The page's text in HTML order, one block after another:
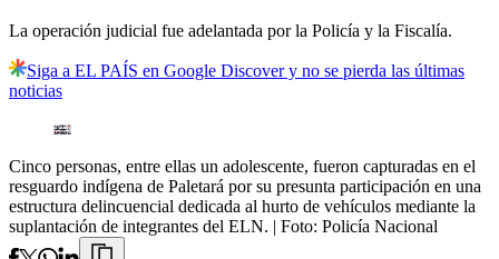
La operación judicial fue adelantada por la Policía y la Fiscalía.
Siga a EL PAÍS en Google Discover y no se pierda las últimas
noticias
Cinco personas, entre ellas un adolescente, fueron capturadas en el
resguardo indígena de Paletará por su presunta participación en una
estructura delincuencial dedicada al hurto de vehículos mediante la
suplantación de integrantes del ELN. | Foto: Policía Nacional